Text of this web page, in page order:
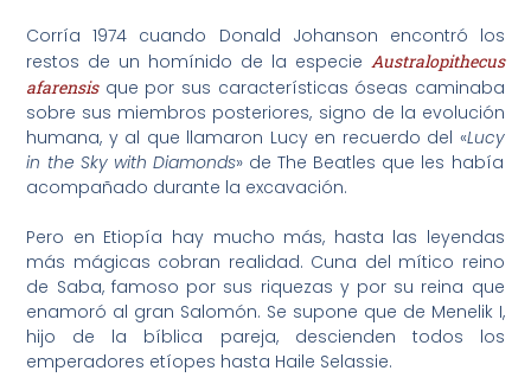
Corría 1974 cuando Donald Johanson encontró los
restos de un homínido de la especie Australopithecus
afarensis que por sus características óseas caminaba
sobre sus miembros posteriores, signo de la evolución
humana, y al que llamaron Lucy en recuerdo del «Lucy
in the Sky with Diamonds» de The Beatles que les había
acompañado durante la excavación.
Pero en Etiopía hay mucho más, hasta las leyendas
más mágicas cobran realidad. Cuna del mítico reino
de Saba, famoso por sus riquezas y por su reina que
enamoró al gran Salomón. Se supone que de Menelik I,
hijo de la bíblica pareja, descienden todos los
emperadores etíopes hasta Haile Selassie.